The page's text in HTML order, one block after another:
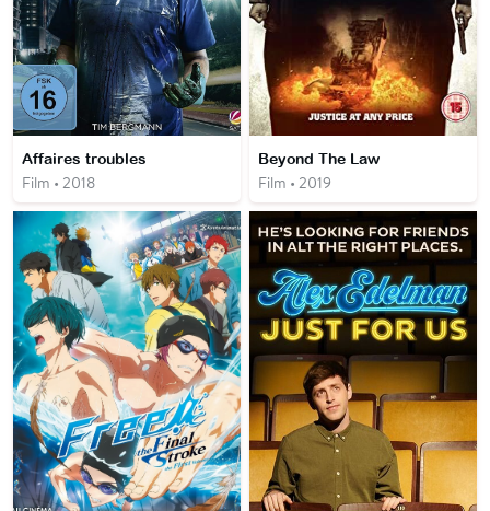
Affaires troubles
Film • 2018
Beyond The Law
Film • 2019